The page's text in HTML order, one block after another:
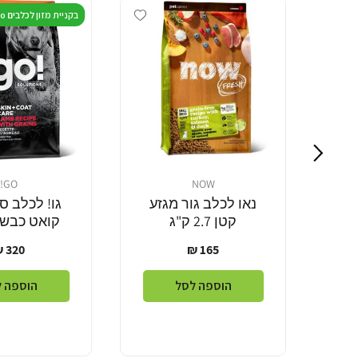
Add wishlist
NOW
נאו לכלב גור מגזע
קטן 2.7 ק"ג
מחיר
165 ₪
הוספה לסל
בקניית מזון לכלבים Go! מעל 9.98 קילו, קבל את השק השני ב 20% הנחה
GO!
גו! לכלב
קואט כבש 10 ק"ג
320 ₪
הוספה